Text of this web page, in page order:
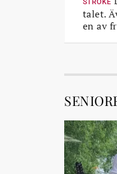
STROKE
talet.
en av